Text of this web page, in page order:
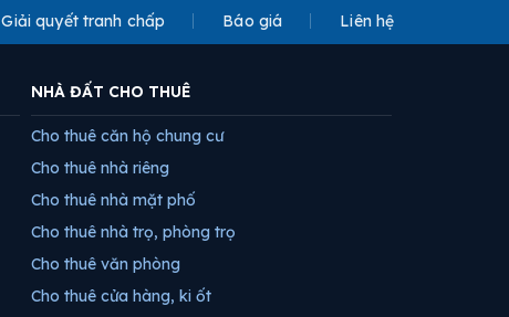
Giải quyết tranh chấp Báo giá Liên hệ
NHÀ ĐẤT CHO THUÊ
Cho thuê căn hộ chung cư
Cho thuê nhà riêng
Cho thuê nhà mặt phố
Cho thuê nhà trọ, phòng trọ
Cho thuê văn phòng
Cho thuê cửa hàng, ki ốt